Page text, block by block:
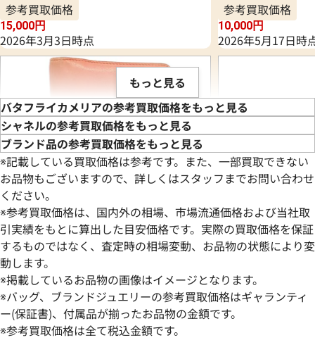
参考買取価格
15,000円
2026年3月3日時点
参考買取価格
10,000円
2026年5月17日時
シャネル バタフライカメリア 財布 レザー
参考買取価格
8,000円
2026年6月28日時点
シャネル バタフ
参考買取価格
6,000
もっと見る
バタフライカメリアの参考買取価格をもっと見る
シャネルの参考買取価格をもっと見る
ブランド品の参考買取価格をもっと見る
※記載している買取価格は参考です。また、一部買取できない
お品物もございますので、詳しくはスタッフまでお問い合わせ
ください。
※参考買取価格は、国内外の相場、市場流通価格および当社取
引実績をもとに算出した目安価格です。実際の買取価格を保証
するものではなく、査定時の相場変動、お品物の状態により変
動します。
※掲載しているお品物の画像はイメージとなります。
※バッグ、ブランドジュエリーの参考買取価格はギャランティ
ー(保証書)、付属品が揃ったお品物の金額です。
※参考買取価格は全て税込金額です。